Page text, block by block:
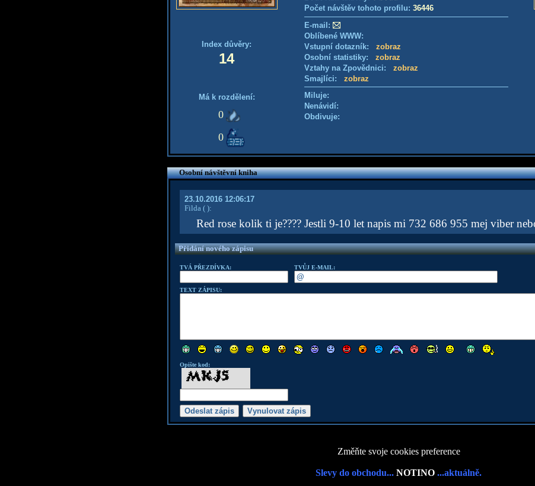
Index důvěry:
14
Má k rozdělení:
0
0
Počet návštěv tohoto profilu: 36446
E-mail:
Oblíbené WWW:
Vstupní dotazník: zobraz
Osobní statistiky: zobraz
Vztahy na Zpovědnici: zobraz
Smajlíci: zobraz
Miluje:
Nenávidí:
Obdivuje:
Osobní návštěvní kniha
23.10.2016 12:06:17
Filda( ):
Red rose kolik ti je???? Jestli 9-10 let napis mi 732 686 955 mej viber
Přidání nového zápisu
TVÁ PŘEZDÍVKA: TVŮJ E-MAIL:
TEXT ZÁPISU:
Opište kod:
Změňte svoje cookies preference
Slevy do obchodu... NOTINO ...aktuálně.